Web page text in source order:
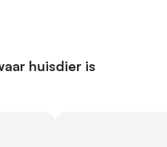
huisdier is